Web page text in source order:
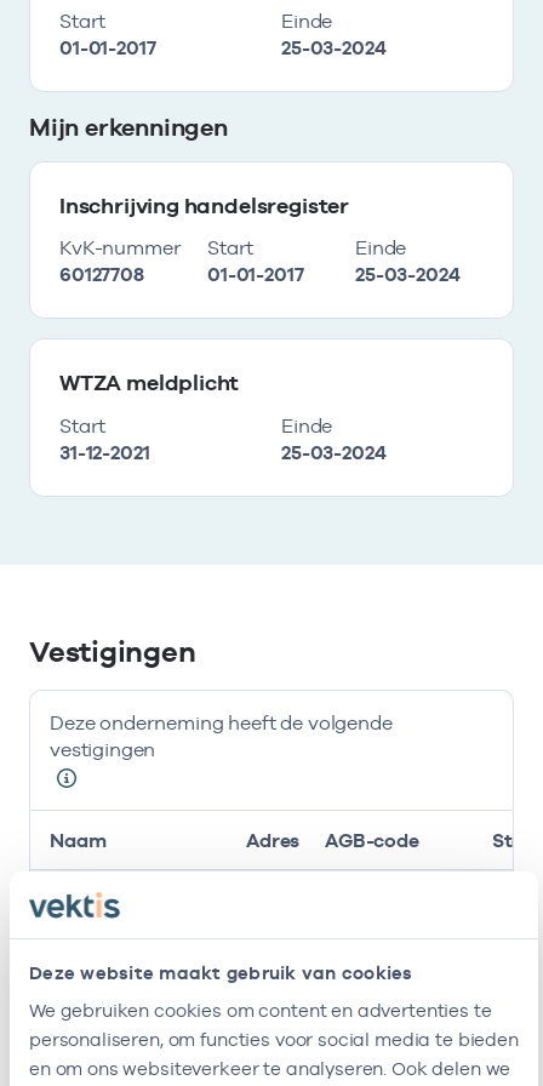
Deze website maakt gebruik van cookies
We gebruiken cookies om content en advertenties te
personaliseren, om functies voor social media te bieden
en om ons websiteverkeer te analyseren. Ook delen we
Start
01-01-2017
Einde
25-03-2024
Mijn erkenningen
Inschrijving handelsregister
KvK-nummer
60127708
Start
01-01-2017
Einde
25-03-2024
WTZA meldplicht
Start
31-12-2021
Einde
25-03-2024
Vestigingen
Deze onderneming heeft de volgende
vestigingen
Deze onderneming heeft de volgende vestigingen
Naam Adres AGB-code Start
Huisartsenpraktijk
Yaylali
Zorgverleners